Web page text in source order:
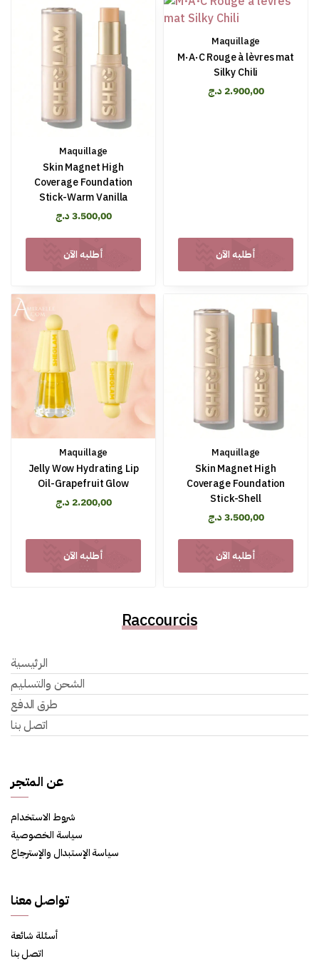
Maquillage
Skin Magnet High
Coverage Foundation
Stick-Warm Vanilla
3.500,00د.ج
أطلبه الآن
Maquillage
M·A·C Rouge à lèvres mat
Silky Chili
2.900,00 د.ج
أطلبه الآن
Maquillage
Jelly Wow Hydrating Lip
Oil-Grapefruit Glow
2.200,00 د.ج
أطلبه الآن
Maquillage
Skin Magnet High
Coverage Foundation
Stick-Shell
3.500,00د.ج
أطلبه الآن
Raccourcis
الرئيسية
الشحن والتسليم
طرق الدفع
اتصل بنا
عن المتجر
شروط الاستخدام
سياسة الخصوصية
سياسة الإستبدال والإسترجاع
تواصل معنا
أسئلة شائعة
اتصل بنا